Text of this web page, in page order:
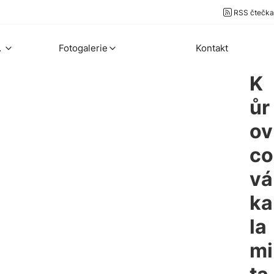
RSS čtečka
Fotogalerie Kontakt
K
ůr
ov
co
vá
ka
la
mi